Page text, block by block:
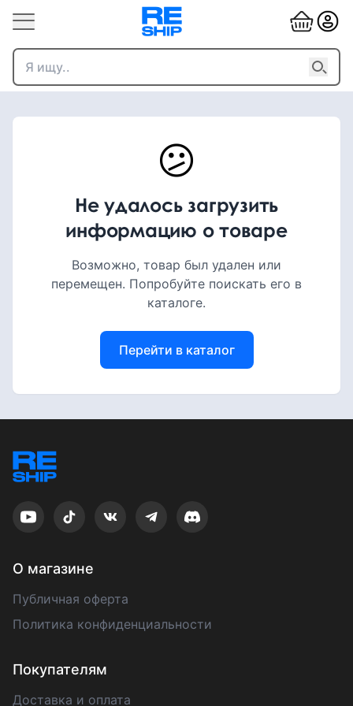
😕
Не удалось загрузить
информацию о товаре
Возможно, товар был удален или
перемещен. Попробуйте поискать его в
каталоге.
Перейти в каталог
О магазине
Публичная оферта
Политика конфиденциальности
Покупателям
Доставка и оплата